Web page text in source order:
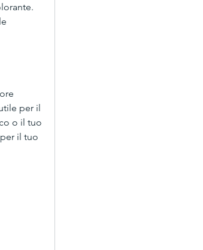
per il
o il tuo
il tuo